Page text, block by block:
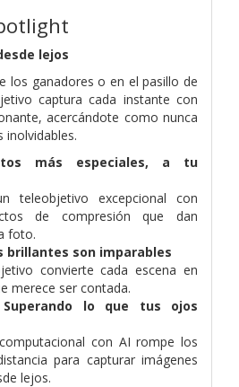
lejos
los ganadores o en el pasillo de
captura cada instante con
acercándote como nunca
más especiales, a tu
teleobjetivo excepcional con
de compresión que dan
foto.
brillantes son imparables
convierte cada escena en
merece ser contada.
Superando lo que tus ojos
con AI rompe los
para capturar imágenes
lejos.